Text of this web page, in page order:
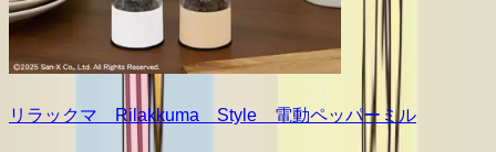
リラックマ Rilakkuma Style 電動ペッパーミル